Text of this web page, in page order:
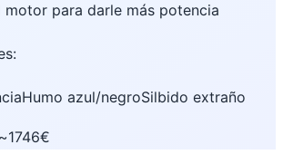
motor para darle más potencia
Humo azul/negroSilbido extraño
~1746€